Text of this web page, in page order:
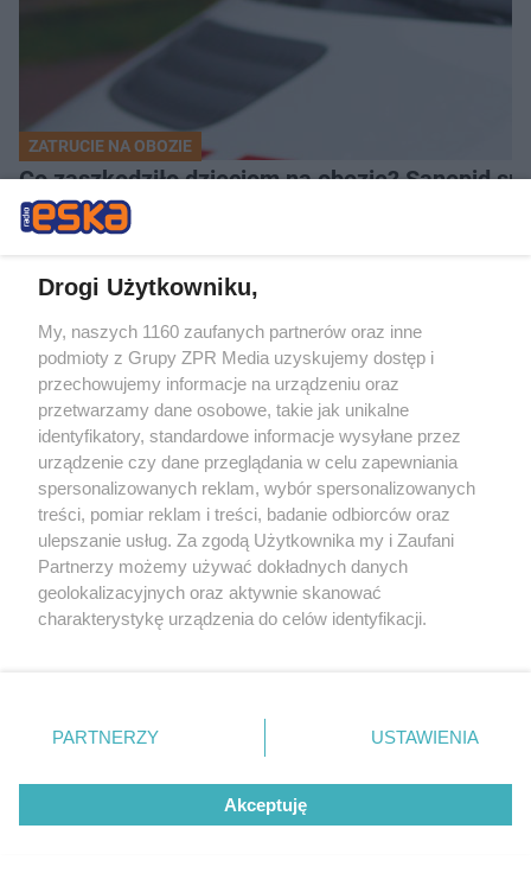
ZATRUCIE NA OBOZIE
Co zaszkodziło dzieciom na obozie? Sanepid
W Lublinie powstaje zupełnie nowe miejsce.
Drogi Użytkowniku,
My, naszych 1160 zaufanych partnerów oraz inne
podmioty z Grupy ZPR Media uzyskujemy dostęp i
przechowujemy informacje na urządzeniu oraz
przetwarzamy dane osobowe, takie jak unikalne
identyfikatory, standardowe informacje wysyłane przez
urządzenie czy dane przeglądania w celu zapewniania
spersonalizowanych reklam, wybór spersonalizowanych
treści, pomiar reklam i treści, badanie odbiorców oraz
ulepszanie usług. Za zgodą Użytkownika my i Zaufani
Partnerzy możemy używać dokładnych danych
geolokalizacyjnych oraz aktywnie skanować
charakterystykę urządzenia do celów identyfikacji.
zmienić/wycofać klikając przycisk ustawień prywatności
znajdujący się w lewym dolnym rogu strony
rodzaje przetwarzania danych nie wymagają zgody
użytkownika, ale masz prawo sprzeciwić się takiemu
przetwarzaniu. Preferencje będą miały zastosowanie tylko
PARTNERZY USTAWIENIA
Akceptuję